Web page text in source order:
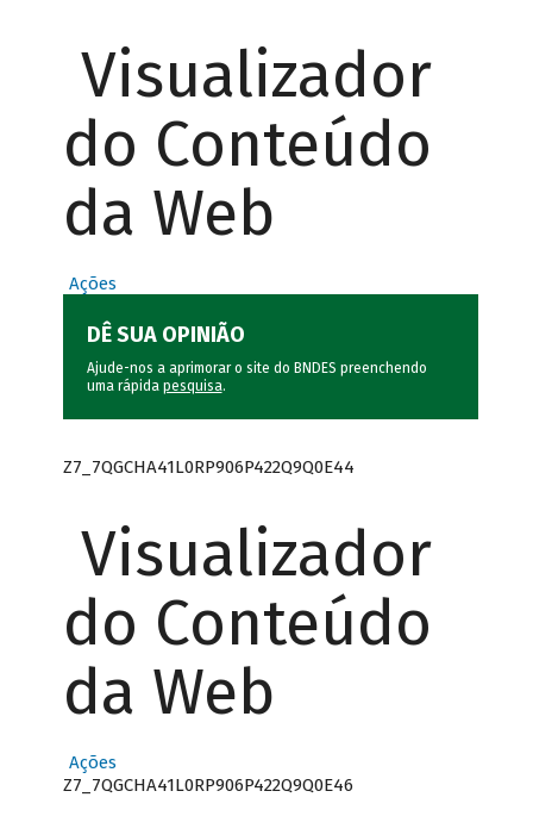
Visualizador
do Conteúdo
da Web
Ações
DÊ SUA OPINIÃO
Ajude-nos a aprimorar o site do BNDES preenchendo
uma rápida pesquisa.
Z7_7QGCHA41L0RP906P422Q9Q0E44
Visualizador
do Conteúdo
da Web
Ações
Z7_7QGCHA41L0RP906P422Q9Q0E46